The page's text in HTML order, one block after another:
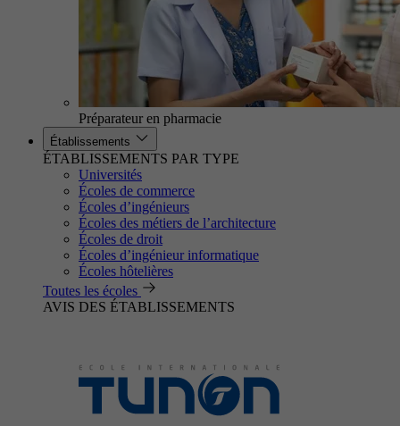
Préparateur en pharmacie
Établissements
ÉTABLISSEMENTS PAR TYPE
Universités
Écoles de commerce
Écoles d’ingénieurs
Écoles des métiers de l’architecture
Écoles de droit
Écoles d’ingénieur informatique
Écoles hôtelières
Toutes les écoles
AVIS DES ÉTABLISSEMENTS